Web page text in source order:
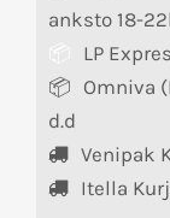
anksto 18-
LP
Omniva
d.d
Venipak
Itella